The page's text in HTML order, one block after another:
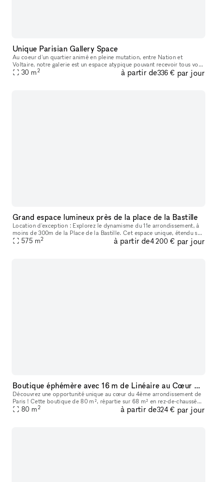
Unique Parisian Gallery Space
Au coeur d'un quartier animé en pleine mutation, entre Nation et
Voltaire, notre galerie est un espace atypique pouvant recevoir tous vos
événements : exposition, showroom, popup store, studio photo
30 m2 à partir de336 € par jour
Grand espace lumineux près de la place de la Bastille
Location d'exception : Explorez le dynamisme du 11e arrondissement, à
moins de 300m de la Place de la Bastille. Cet espace unique, étendu sur
575 m2 (Loi Carrez) répartis sur deux niveaux offre un c
575 m2 à partir de4 200 € par jour
Boutique éphémère avec 16 m de Linéaire au Cœur du 4ème Arrondissement ? ??Idéale pour Pop-Up Stores et Showrooms
Découvrez une opportunité unique au cœur du 4ème arrondissement de
Paris ! Cette boutique de 80 m², répartie sur 68 m² en rez-de-chaussée
et 12 m² en sous-sol, est parfaitement conçue pour accueillir
80 m2 à partir de324 € par jour